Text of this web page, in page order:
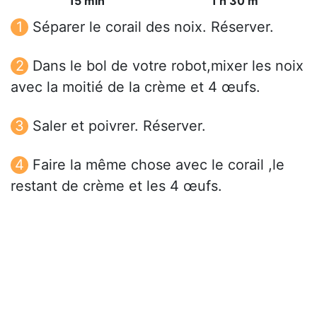
Séparer le corail des noix. Réserver.
Dans le bol de votre robot,mixer les noix
avec la moitié de la crème et 4 œufs.
Saler et poivrer. Réserver.
Faire la même chose avec le corail ,le
restant de crème et les 4 œufs.